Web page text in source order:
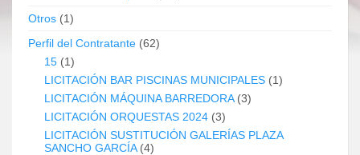
Otros (1)
Perfil del Contratante (62)
15 (1)
LICITACIÓN BAR PISCINAS MUNICIPALES (1)
LICITACIÓN MÁQUINA BARREDORA(3)
LICITACIÓN ORQUESTAS 2024 (3)
LICITACIÓN SUSTITUCIÓN GALERÍAS PLAZA
SANCHO GARCÍA(4)